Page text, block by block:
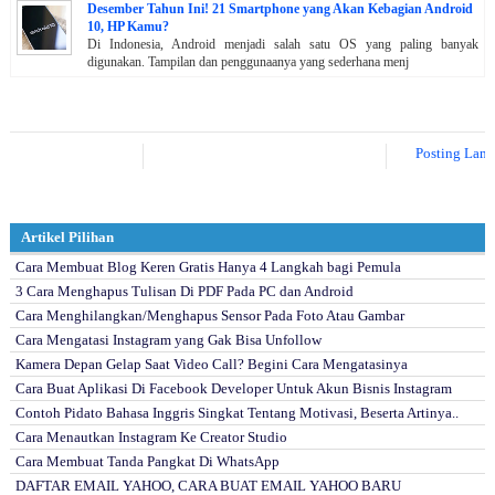
Desember Tahun Ini! 21 Smartphone yang Akan Kebagian Android
10, HP Kamu?
Di Indonesia, Android menjadi salah satu OS yang paling banyak
digunakan. Tampilan dan penggunaanya yang sederhana menj
Posting Lama
Artikel Pilihan
Cara Membuat Blog Keren Gratis Hanya 4 Langkah bagi Pemula
3 Cara Menghapus Tulisan Di PDF Pada PC dan Android
Cara Menghilangkan/Menghapus Sensor Pada Foto Atau Gambar
Cara Mengatasi Instagram yang Gak Bisa Unfollow
Kamera Depan Gelap Saat Video Call? Begini Cara Mengatasinya
Cara Buat Aplikasi Di Facebook Developer Untuk Akun Bisnis Instagram
Contoh Pidato Bahasa Inggris Singkat Tentang Motivasi, Beserta Artinya..
Cara Menautkan Instagram Ke Creator Studio
Cara Membuat Tanda Pangkat Di WhatsApp
DAFTAR EMAIL YAHOO, CARA BUAT EMAIL YAHOO BARU